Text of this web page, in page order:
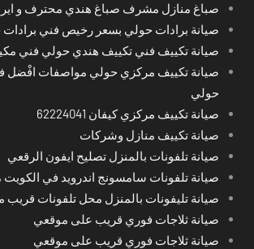
صباغ منازل مشرف صباغ هندي محترف و
صيانة برادات حولي بسعر رخيص فني
صيانة تكييف فني تكييف هندي حولي فني
صيانة تكييف مركزي حولي مواصفات افْضل
حولي
صيانة تكييف مركزي كيفان 62224041
صيانة تكييف منازل وشركات
صيانة تلفونات بالمنزل تصليح ايفون الرقعي
صيانة تلفونات سامسونج اندرويد في الكويت
صيانة تليفونات بالمنزل محل تلفونات
صيانة ثلاجات فوري قريب على موقعي
صيانة ثلاجات فوري قريب على موقعي